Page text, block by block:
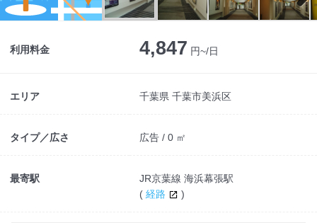
Next
利用料金 4,847 円~/日
エリア 千葉県 千葉市美浜区
タイプ／広さ 広告 / 0 ㎡
最寄駅
JR京葉線 海浜幕張駅
( 経路 )